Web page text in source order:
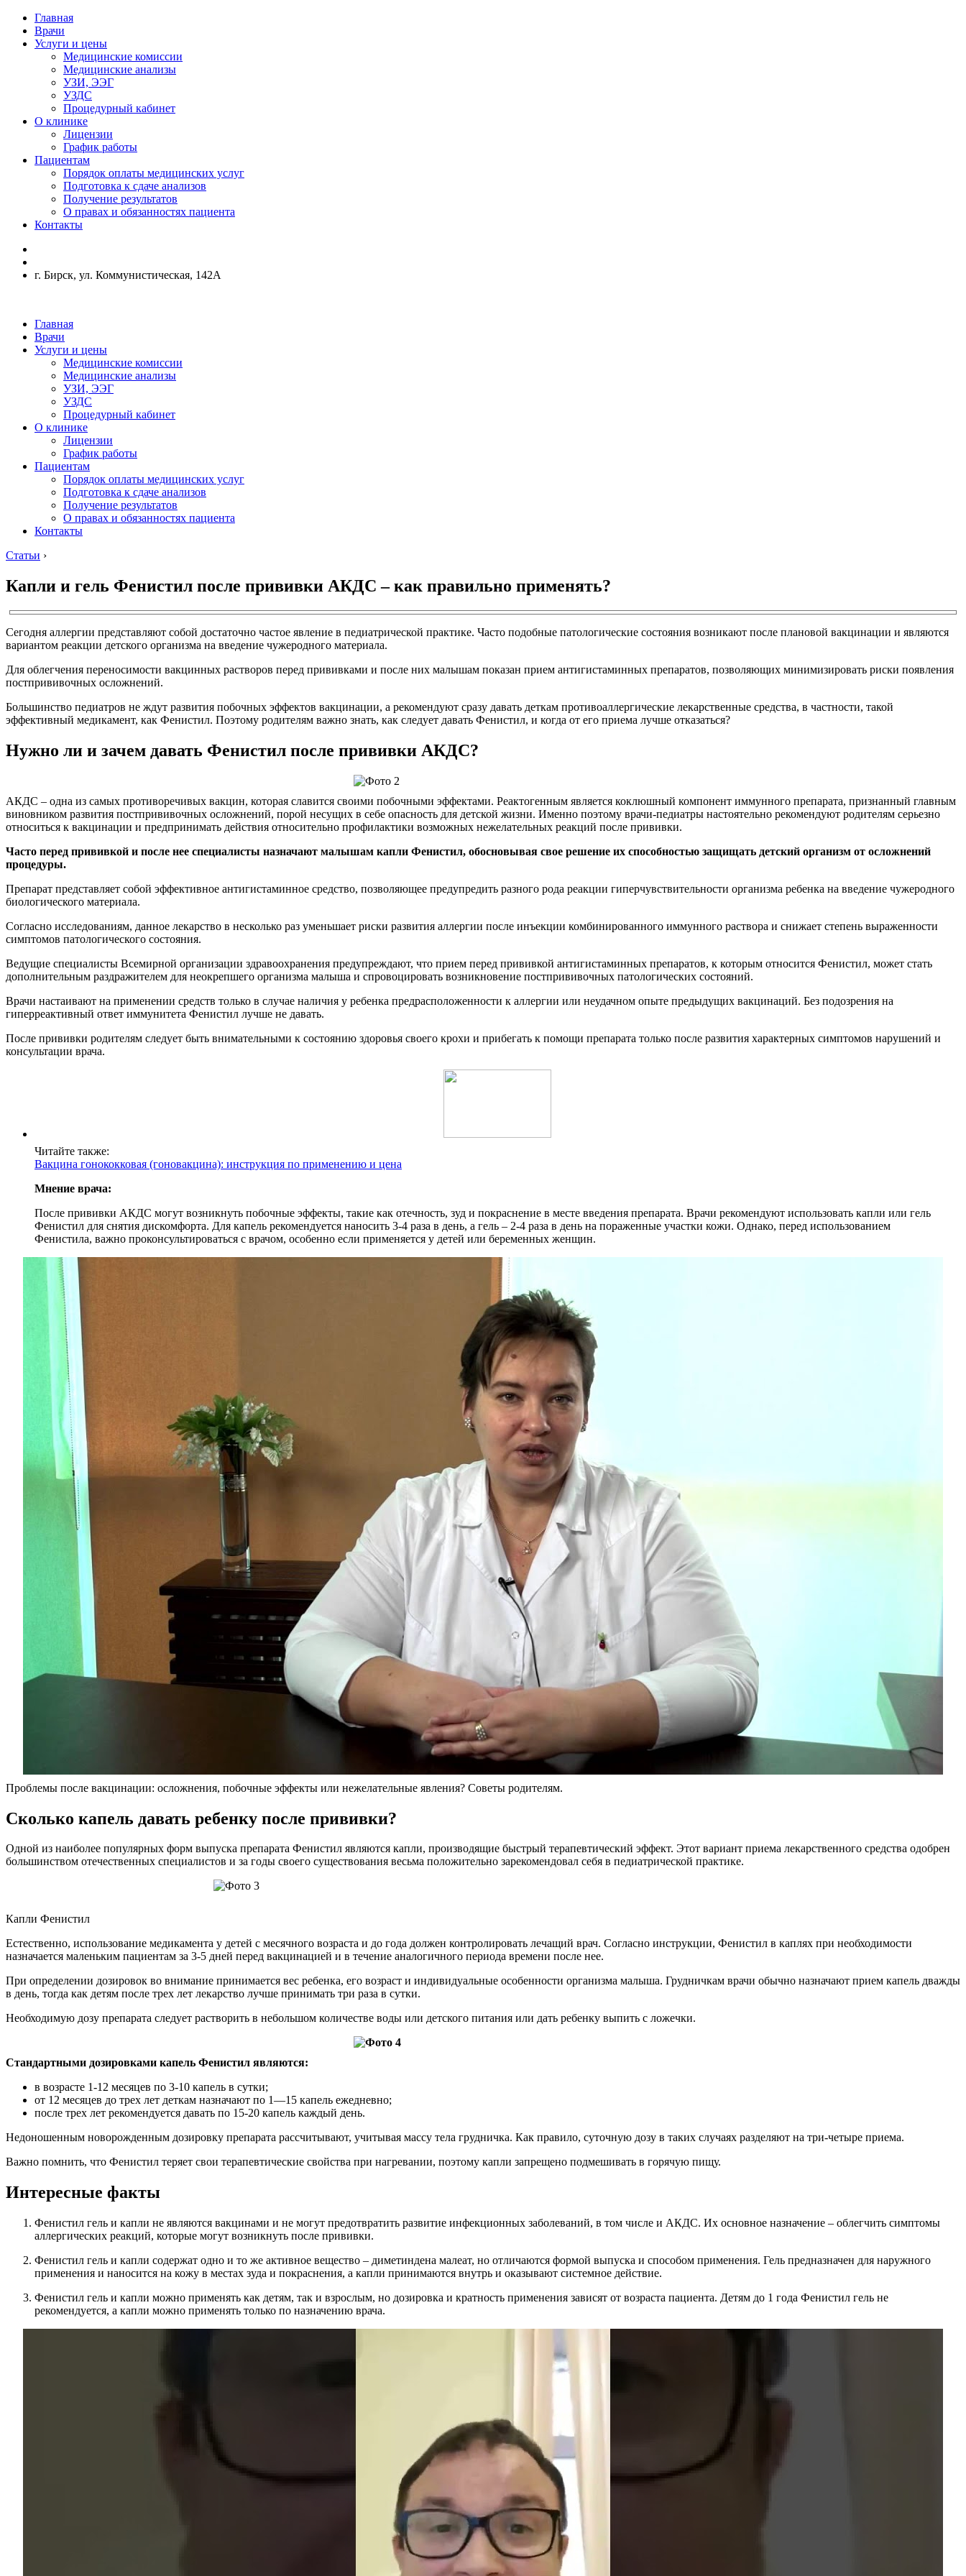
Главная
Врачи
Услуги и цены
Медицинские комиссии
Медицинские анализы
УЗИ, ЭЭГ
УЗДС
Процедурный кабинет
О клинике
Лицензии
График работы
Пациентам
Порядок оплаты медицинских услуг
Подготовка к сдаче анализов
Получение результатов
О правах и обязанностях пациента
Контакты
г. Бирск, ул. Коммунистическая, 142А
Главная
Врачи
Услуги и цены
Медицинские комиссии
Медицинские анализы
УЗИ, ЭЭГ
УЗДС
Процедурный кабинет
О клинике
Лицензии
График работы
Пациентам
Порядок оплаты медицинских услуг
Подготовка к сдаче анализов
Получение результатов
О правах и обязанностях пациента
Контакты
Статьи ›
Капли и гель Фенистил после прививки АКДС – как правильно применять?
Сегодня аллергии представляют собой достаточно частое явление в педиатрической практике. Часто подобные патологические состояния возникают после плановой вакцинации и являются
вариантом реакции детского организма на введение чужеродного материала.
Для облегчения переносимости вакцинных растворов перед прививками и после них малышам показан прием антигистаминных препаратов, позволяющих минимизировать риски появления
постпрививочных осложнений.
Большинство педиатров не ждут развития побочных эффектов вакцинации, а рекомендуют сразу давать деткам противоаллергические лекарственные средства, в частности, такой
эффективный медикамент, как Фенистил. Поэтому родителям важно знать, как следует давать Фенистил, и когда от его приема лучше отказаться?
Нужно ли и зачем давать Фенистил после прививки АКДС?
АКДС – одна из самых противоречивых вакцин, которая славится своими побочными эффектами. Реактогенным является коклюшный компонент иммунного препарата, признанный главным
виновником развития постпрививочных осложнений, порой несущих в себе опасность для детской жизни. Именно поэтому врачи-педиатры настоятельно рекомендуют родителям серьезно
относиться к вакцинации и предпринимать действия относительно профилактики возможных нежелательных реакций после прививки.
Часто перед прививкой и после нее специалисты назначают малышам капли Фенистил, обосновывая свое решение их способностью защищать детский организм от осложнений
процедуры.
Препарат представляет собой эффективное антигистаминное средство, позволяющее предупредить разного рода реакции гиперчувствительности организма ребенка на введение чужеродного
биологического материала.
Согласно исследованиям, данное лекарство в несколько раз уменьшает риски развития аллергии после инъекции комбинированного иммунного раствора и снижает степень выраженности
симптомов патологического состояния.
Ведущие специалисты Всемирной организации здравоохранения предупреждают, что прием перед прививкой антигистаминных препаратов, к которым относится Фенистил, может стать
дополнительным раздражителем для неокрепшего организма малыша и спровоцировать возникновение постпрививочных патологических состояний.
Врачи настаивают на применении средств только в случае наличия у ребенка предрасположенности к аллергии или неудачном опыте предыдущих вакцинаций. Без подозрения на
гиперреактивный ответ иммунитета Фенистил лучше не давать.
После прививки родителям следует быть внимательными к состоянию здоровья своего крохи и прибегать к помощи препарата только после развития характерных симптомов нарушений и
консультации врача.
Читайте также:
Вакцина гонококковая (гоновакцина): инструкция по применению и цена
Мнение врача:
После прививки АКДС могут возникнуть побочные эффекты, такие как отечность, зуд и покраснение в месте введения препарата. Врачи рекомендуют использовать капли или гель
Фенистил для снятия дискомфорта. Для капель рекомендуется наносить 3-4 раза в день, а гель – 2-4 раза в день на пораженные участки кожи. Однако, перед использованием
Фенистила, важно проконсультироваться с врачом, особенно если применяется у детей или беременных женщин.
Проблемы после вакцинации: осложнения, побочные эффекты или нежелательные явления? Советы родителям.
Сколько капель давать ребенку после прививки?
Одной из наиболее популярных форм выпуска препарата Фенистил являются капли, производящие быстрый терапевтический эффект. Этот вариант приема лекарственного средства одобрен
большинством отечественных специалистов и за годы своего существования весьма положительно зарекомендовал себя в педиатрической практике.
Капли Фенистил
Естественно, использование медикамента у детей с месячного возраста и до года должен контролировать лечащий врач. Согласно инструкции, Фенистил в каплях при необходимости
назначается маленьким пациентам за 3-5 дней перед вакцинацией и в течение аналогичного периода времени после нее.
При определении дозировок во внимание принимается вес ребенка, его возраст и индивидуальные особенности организма малыша. Грудничкам врачи обычно назначают прием капель дважды
в день, тогда как детям после трех лет лекарство лучше принимать три раза в сутки.
Необходимую дозу препарата следует растворить в небольшом количестве воды или детского питания или дать ребенку выпить с ложечки.
Стандартными дозировками капель Фенистил являются:
в возрасте 1-12 месяцев по 3-10 капель в сутки;
от 12 месяцев до трех лет деткам назначают по 1—15 капель ежедневно;
после трех лет рекомендуется давать по 15-20 капель каждый день.
Недоношенным новорожденным дозировку препарата рассчитывают, учитывая массу тела грудничка. Как правило, суточную дозу в таких случаях разделяют на три-четыре приема.
Важно помнить, что Фенистил теряет свои терапевтические свойства при нагревании, поэтому капли запрещено подмешивать в горячую пищу.
Интересные факты
Фенистил гель и капли не являются вакцинами и не могут предотвратить развитие инфекционных заболеваний, в том числе и АКДС. Их основное назначение – облегчить симптомы
аллергических реакций, которые могут возникнуть после прививки.
Фенистил гель и капли содержат одно и то же активное вещество – диметиндена малеат, но отличаются формой выпуска и способом применения. Гель предназначен для наружного
применения и наносится на кожу в местах зуда и покраснения, а капли принимаются внутрь и оказывают системное действие.
Фенистил гель и капли можно применять как детям, так и взрослым, но дозировка и кратность применения зависят от возраста пациента. Детям до 1 года Фенистил гель не
рекомендуется, а капли можно применять только по назначению врача.